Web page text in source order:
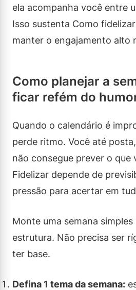
ela acompanha você entre
Isso sustenta Como
manter o engajamento alto
Como planejar a
ficar refém do
Quando o calendário é
perde ritmo. Você até
não consegue prever o que
Fidelizar depende de
pressão para acertar em
Monte uma semana
estrutura. Não precisa ser
ter base.
Defina 1 tema da semana: